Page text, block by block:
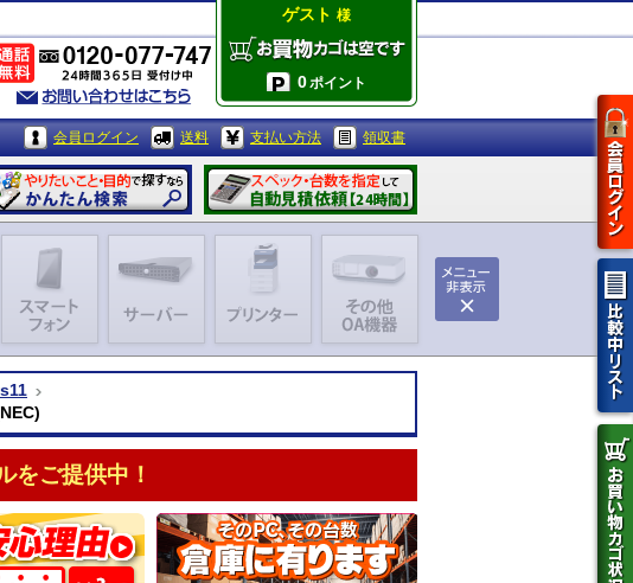
ゲスト 様
0ポイント
会員ログイン 送料 支払い方法 領収書
をご提供中！